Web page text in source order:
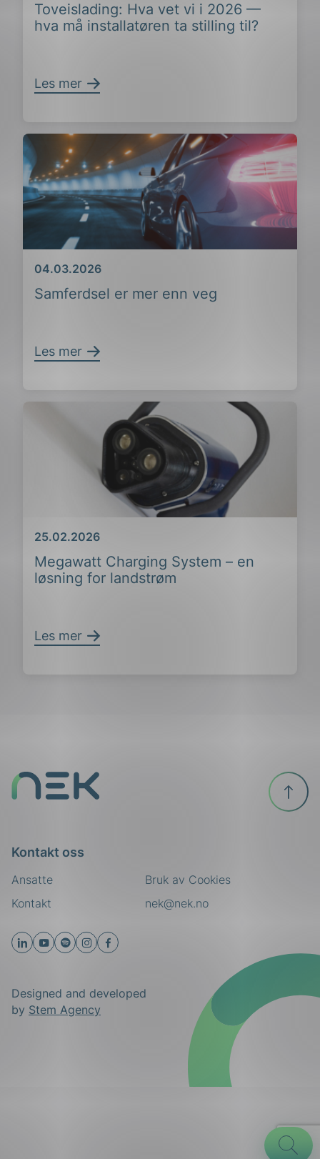
Toveislading: Hva vet vi i 2026 —
hva må installatøren ta stilling til?
Les mer
Samferdsel er mer enn veg
Dato
04.03.2026
Les mer
Megawatt Charging System – en
løsning for landstrøm
Dato
25.02.2026
Les mer
Kontakt oss
Ansatte
nek@nek.no
Kontakt
Bruk av Cookies
Designed and developed
by Stem Agency
Til
toppen